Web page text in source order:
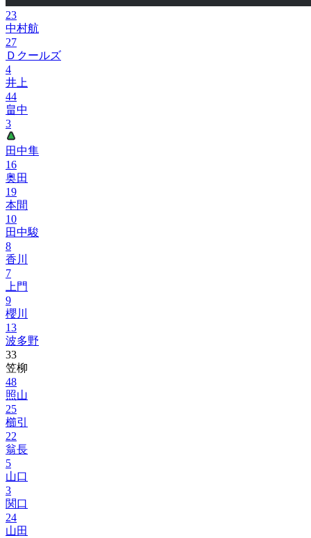
23
中村航
27
Ｄクールズ
4
井上
44
畠中
3
田中隼
16
奥田
19
本間
10
田中駿
8
香川
7
上門
9
櫻川
13
波多野
33
笠柳
48
照山
25
櫛引
22
翁長
5
山口
3
関口
24
山田